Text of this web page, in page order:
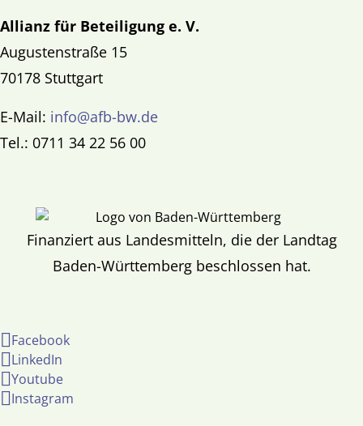
Allianz für Beteiligung e. V.
Augustenstraße 15
70178 Stuttgart
E-Mail: info@afb-bw.de
Tel.: 0711 34 22 56 00
Finanziert aus Landesmitteln, die der Landtag
Baden-Württemberg beschlossen hat.
Facebook
LinkedIn
Youtube
Instagram